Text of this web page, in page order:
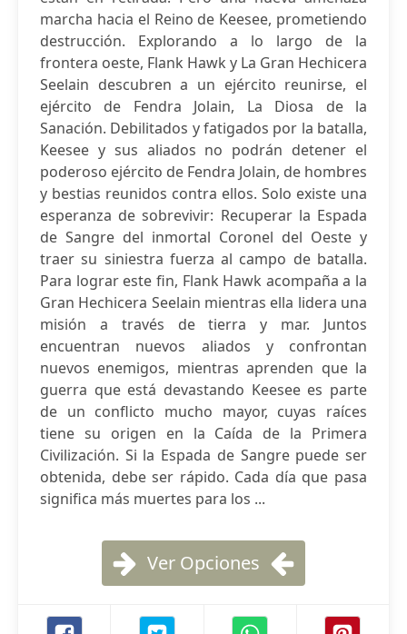
marcha hacia el Reino de Keesee, prometiendo
destrucción. Explorando a lo largo de la
frontera oeste, Flank Hawk y La Gran Hechicera
Seelain descubren a un ejército reunirse, el
ejército de Fendra Jolain, La Diosa de la
Sanación. Debilitados y fatigados por la batalla,
Keesee y sus aliados no podrán detener el
poderoso ejército de Fendra Jolain, de hombres
y bestias reunidos contra ellos. Solo existe una
esperanza de sobrevivir: Recuperar la Espada
de Sangre del inmortal Coronel del Oeste y
traer su siniestra fuerza al campo de batalla.
Para lograr este fin, Flank Hawk acompaña a la
Gran Hechicera Seelain mientras ella lidera una
misión a través de tierra y mar. Juntos
encuentran nuevos aliados y confrontan
nuevos enemigos, mientras aprenden que la
guerra que está devastando Keesee es parte
de un conflicto mucho mayor, cuyas raíces
tiene su origen en la Caída de la Primera
Civilización. Si la Espada de Sangre puede ser
obtenida, debe ser rápido. Cada día que pasa
significa más muertes para los ...
Ver Opciones